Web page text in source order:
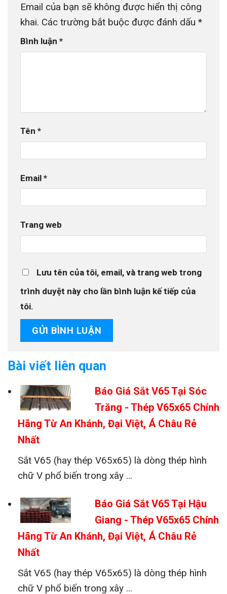
Email của bạn sẽ không được hiển thị công
khai. Các trường bắt buộc được đánh dấu *
Bình luận *
Tên *
Email *
Trang web
Lưu tên của tôi, email, và trang web trong
trình duyệt này cho lần bình luận kế tiếp của
tôi.
Bài viết liên quan
Báo Giá Sắt V65 Tại Sóc
Trăng - Thép V65x65 Chính
Hãng Từ An Khánh, Đại Việt, Á Châu Rẻ
Nhất
Sắt V65 (hay thép V65x65) là dòng thép hình
chữ V phổ biến trong xây ...
Báo Giá Sắt V65 Tại Hậu
Giang - Thép V65x65 Chính
Hãng Từ An Khánh, Đại Việt, Á Châu Rẻ
Nhất
Sắt V65 (hay thép V65x65) là dòng thép hình
chữ V phổ biến trong xây ...